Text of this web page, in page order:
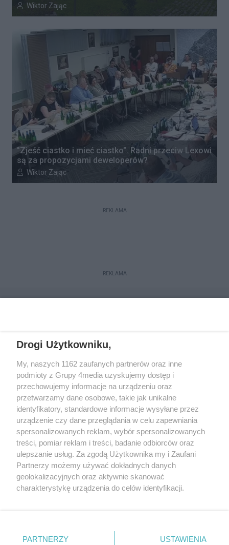
Autor artykułu:
Wiktor Zając
"Zjeść ciastko i mieć ciastko". Radni przeciw Lexowi
są za propozycjami deweloperów?
Autor artykułu:
Wiktor Zając
REKLAMA
REKLAMA
Reklama Kontakt Regulamin
Dystrybucja
Regulamin prenumeraty
Polityka Prywatności
Zapisz się do newslettera
Dołącz do grona ludzi najlepiej poinformowanych!
Zapisz się »
Drogi Użytkowniku,
My, naszych 1162 zaufanych partnerów oraz inne
podmioty z Grupy 4media uzyskujemy dostęp i
przechowujemy informacje na urządzeniu oraz
przetwarzamy dane osobowe, takie jak unikalne
identyfikatory, standardowe informacje wysyłane przez
urządzenie czy dane przeglądania w celu zapewniania
spersonalizowanych reklam, wybór spersonalizowanych
treści, pomiar reklam i treści, badanie odbiorców oraz
ulepszanie usług. Za zgodą Użytkownika my i Zaufani
Partnerzy możemy używać dokładnych danych
geolokalizacyjnych oraz aktywnie skanować
charakterystykę urządzenia do celów identyfikacji.
zmienić/wycofać klikając przycisk ustawień prywatności
PARTNERZY USTAWIENIA